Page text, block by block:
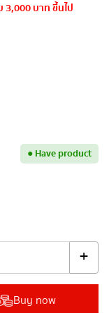
บาท ขึ้นไป
●Have product
+
Buy now